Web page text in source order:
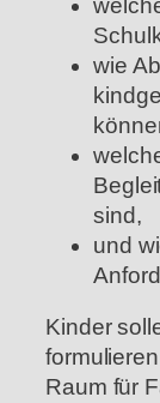
wie
sind,
und
Kinder
Raum für